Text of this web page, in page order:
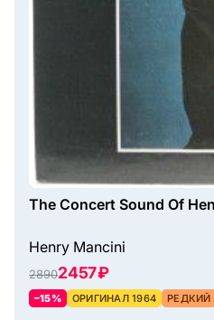
The Concert Sound Of
Henry Mancini
28902457 ₽
–15% ОРИГИНАЛ 1964 РЕДКИЙ